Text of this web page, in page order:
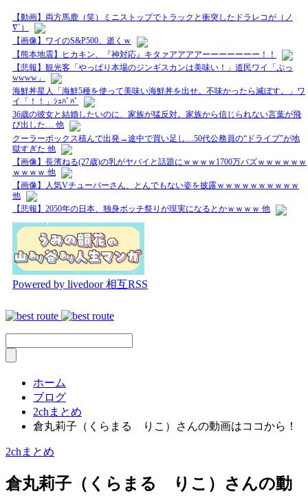
【動画】両方馬鹿（笑）ミニストップでトラックと衝突したドラレコが（ノ
∇`）
【画像】ワイのS&P500、逝くｗ
【熊本地震】ヒカキン、『神対応』キタァアアアアーーーーーーー！！
【悲報】観光客「やっぱり本場のジンギスカンは美味い！」道民ワイ「ぷっ
wwww」
海鮮丼星人「海鮮5種を使って美味い海鮮丼を出せ。不味かったら滅ぼす。」ワ
イ「！！」ｼｭﾊﾞﾊﾞ
36歳の彼女と結婚したいのに、家族が猛反対。家族から信じられない言葉が飛
び出した… 他
クーラーボックス積んで出発→途中で買い足し…50代公務員の“ドライブ”が地
獄すぎた 他
【画像】長濱ねる(27歳)の乳がヤバイと話題にｗｗｗｗ1700万バズｗｗｗｗｗｗ
ｗｗｗｗ 他
【画像】人気Vチューバーさん、とんでもない姿を披露ｗｗｗｗｗｗｗｗｗｗ
他
【悲報】2050年の日本、独身ボッチ祭りが現実になるとかｗｗｗｗ 他
Powered by livedoor 相互RSS
ホーム
ブログ
2chまとめ
倉丸莉子（くらまる りこ）さんの動画はココから！
2chまとめ
倉丸莉子（くらまる りこ）さんの動